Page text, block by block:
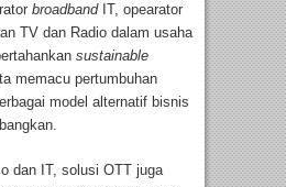
broadbandIT, opearator
TV dan Radio dalam usaha
sustainable
memacu pertumbuhan
model alternatif bisnis
dan IT, solusi OTT juga